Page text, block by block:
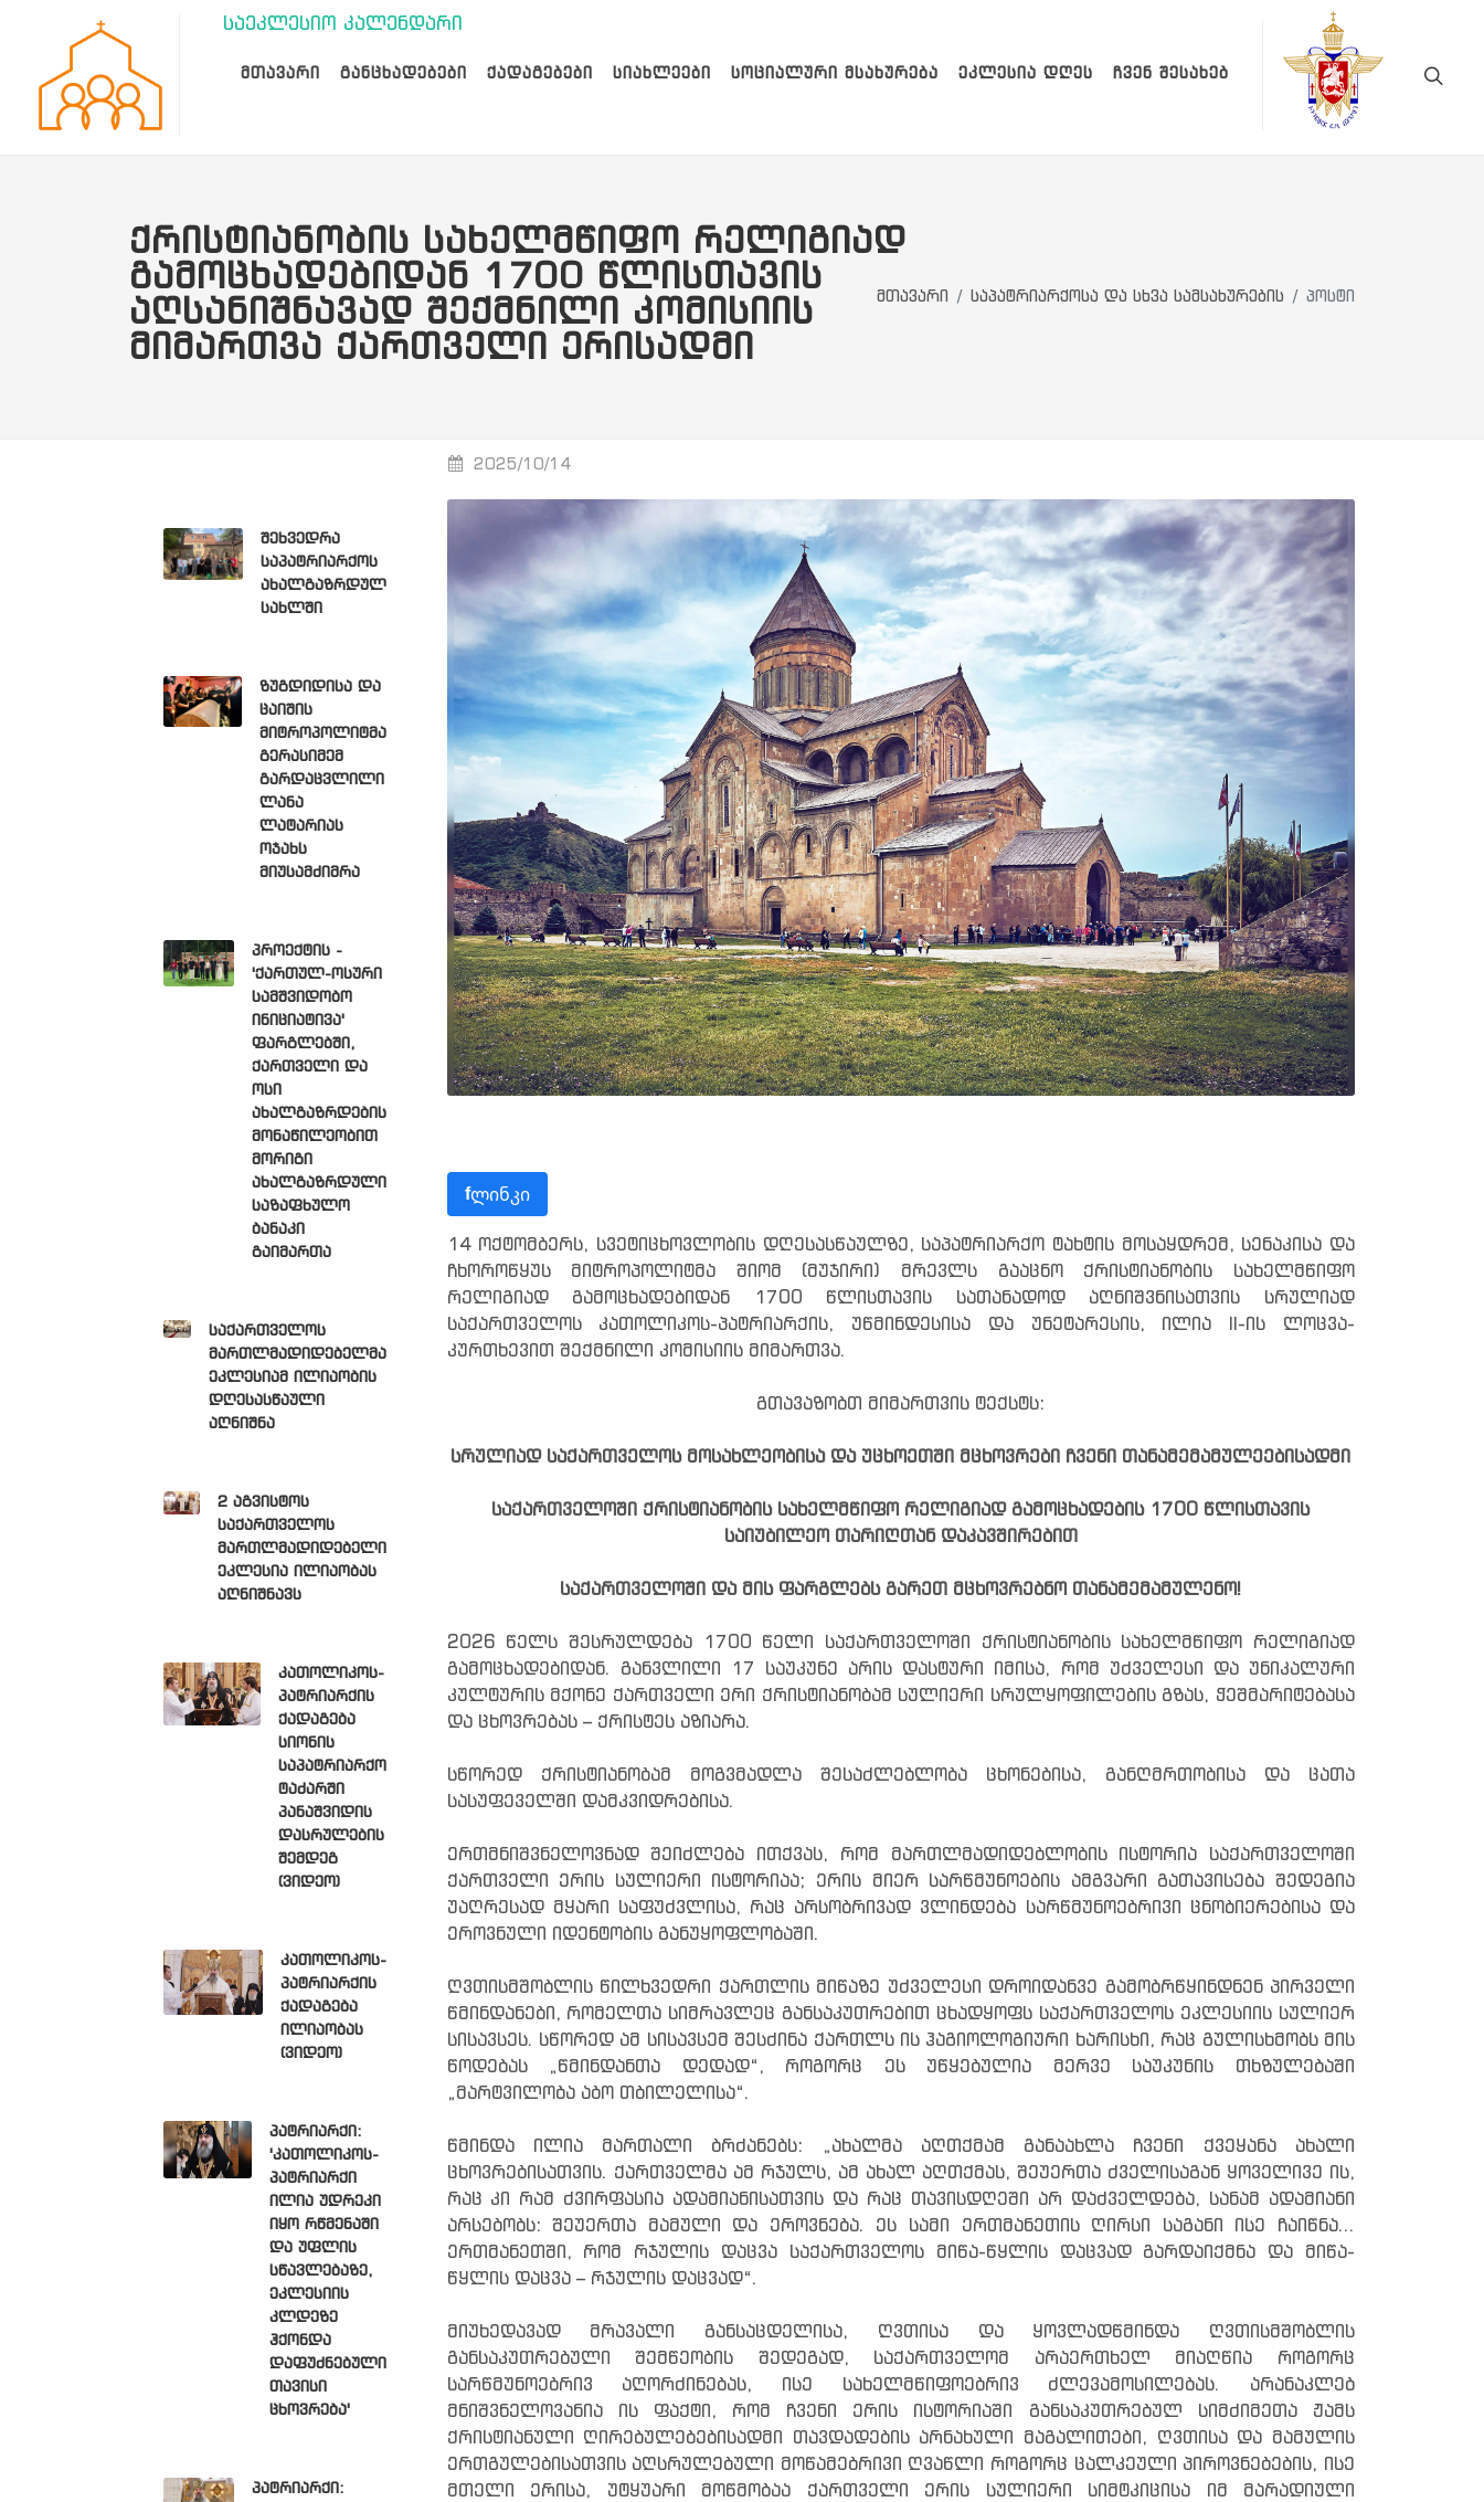
საეკლესიო კალენდარი
ᲛᲗᲐᲕᲐᲠᲘ ᲒᲐᲜᲪᲮᲐᲓᲔᲑᲔᲑᲘ ᲥᲐᲓᲐᲒᲔᲑᲔᲑᲘ ᲡᲘᲐᲮᲚᲔᲔᲑᲘ ᲡᲝᲪᲘᲐᲚᲣᲠᲘ ᲛᲡᲐᲮᲣᲠᲔᲑᲐ ᲔᲙᲚᲔᲡᲘᲐ ᲓᲦᲔᲡ ᲩᲕᲔᲜ ᲨᲔᲡᲐᲮᲔᲑ
ᲥᲠᲘᲡᲢᲘᲐᲜᲝᲑᲘᲡ ᲡᲐᲮᲔᲚᲛᲬᲘᲤᲝ ᲠᲔᲚᲘᲒᲘᲐᲓ
ᲒᲐᲛᲝᲪᲮᲐᲓᲔᲑᲘᲓᲐᲜ 1700 ᲬᲚᲘᲡᲗᲐᲕᲘᲡ
ᲐᲦᲡᲐᲜᲘᲨᲜᲐᲕᲐᲓ ᲨᲔᲥᲛᲜᲘᲚᲘ ᲙᲝᲛᲘᲡᲘᲘᲡ
ᲛᲘᲛᲐᲠᲗᲕᲐ ᲥᲐᲠᲗᲕᲔᲚᲘ ᲔᲠᲘᲡᲐᲓᲛᲘ
მთავარი საპატრიარქოსა და სხვა სამსახურების პოსტი
2025/10/14
fლინკი
14 ოქტომბერს, სვეტიცხოვლობის დღესასწაულზე, საპატრიარქო ტახტის მოსაყდრემ, სენაკისა და
ჩხოროწყუს მიტროპოლიტმა შიომ (მუჯირი) მრევლს გააცნო ქრისტიანობის სახელმწიფო
რელიგიად გამოცხადებიდან 1700 წლისთავის სათანადოდ აღნიშვნისათვის სრულიად
საქართველოს კათოლიკოს-პატრიარქის, უწმინდესისა და უნეტარესის, ილია II-ის ლოცვა-
კურთხევით შექმნილი კომისიის მიმართვა.
გთავაზობთ მიმართვის ტექსტს:
სრულიად საქართველოს მოსახლეობისა და უცხოეთში მცხოვრები ჩვენი თანამემამულეებისადმი
საქართველოში ქრისტიანობის სახელმწიფო რელიგიად გამოცხადების 1700 წლისთავის
საიუბილეო თარიღთან დაკავშირებით
საქართველოში და მის ფარგლებს გარეთ მცხოვრებნო თანამემამულენო!
2026 წელს შესრულდება 1700 წელი საქართველოში ქრისტიანობის სახელმწიფო რელიგიად
გამოცხადებიდან. განვლილი 17 საუკუნე არის დასტური იმისა, რომ უძველესი და უნიკალური
კულტურის მქონე ქართველი ერი ქრისტიანობამ სულიერი სრულყოფილების გზას, ჭეშმარიტებასა
და ცხოვრებას – ქრისტეს აზიარა.
სწორედ ქრისტიანობამ მოგვმადლა შესაძლებლობა ცხონებისა, განღმრთობისა და ცათა
სასუფეველში დამკვიდრებისა.
ერთმნიშვნელოვნად შეიძლება ითქვას, რომ მართლმადიდებლობის ისტორია საქართველოში
ქართველი ერის სულიერი ისტორიაა; ერის მიერ სარწმუნოების ამგვარი გათავისება შედეგია
უაღრესად მყარი საფუძვლისა, რაც არსობრივად ვლინდება სარწმუნოებრივი ცნობიერებისა და
ეროვნული იდენტობის განუყოფლობაში.
ღვთისმშობლის წილხვედრი ქართლის მიწაზე უძველესი დროიდანვე გამობრწყინდნენ პირველი
წმინდანები, რომელთა სიმრავლეც განსაკუთრებით ცხადყოფს საქართველოს ეკლესიის სულიერ
სისავსეს. სწორედ ამ სისავსემ შესძინა ქართლს ის ჰაგიოლოგიური ხარისხი, რაც გულისხმობს მის
წოდებას „წმინდანთა დედად“, როგორც ეს უწყებულია მერვე საუკუნის თხზულებაში
„მარტვილობა აბო თბილელისა“.
წმინდა ილია მართალი ბრძანებს: „ახალმა აღთქმამ განაახლა ჩვენი ქვეყანა ახალი
ცხოვრებისათვის. ქართველმა ამ რჯულს, ამ ახალ აღთქმას, შეუერთა ძველისაგან ყოველივე ის,
რაც კი რამ ძვირფასია ადამიანისათვის და რაც თავისდღეში არ დაძველდება, სანამ ადამიანი
არსებობს: შეუერთა მამული და ეროვნება. ეს სამი ერთმანეთის ღირსი საგანი ისე ჩაიწნა...
ერთმანეთში, რომ რჯულის დაცვა საქართველოს მიწა-წყლის დაცვად გარდაიქმნა და მიწა-
წყლის დაცვა – რჯულის დაცვად“.
მიუხედავად მრავალი განსაცდელისა, ღვთისა და ყოვლადწმინდა ღვთისმშობლის
განსაკუთრებული შემწეობის შედეგად, საქართველომ არაერთხელ მიაღწია როგორც
სარწმუნოებრივ აღორძინებას, ისე სახელმწიფოებრივ ძლევამოსილებას. არანაკლებ
მნიშვნელოვანია ის ფაქტი, რომ ჩვენი ერის ისტორიაში განსაკუთრებულ სიმძიმეთა ჟამს
ქრისტიანული ღირებულებებისადმი თავდადების არნახული მაგალითები, ღვთისა და მამულის
ერთგულებისათვის აღსრულებული მოწამებრივი ღვაწლი როგორც ცალკეული პიროვნებების, ისე
მთელი ერისა, უტყუარი მოწმობაა ქართველი ერის სულიერი სიმტკიცისა იმ მარადიული
შეხვედრა
საპატრიარქოს
ახალგაზრდულ
სახლში
ზუგდიდისა და
ცაიშის
მიტროპოლიტმა
გერასიმემ
გარდაცვლილი
ლანა
ლატარიას
ოჯახს
მიუსამძიმრა
პროექტის -
'ქართულ-ოსური
სამშვიდობო
ინიციატივა'
ფარგლებში,
ქართველი და
ოსი
ახალგაზრდების
მონაწილეობით
მორიგი
ახალგაზრდული
საზაფხულო
ბანაკი
გაიმართა
საქართველოს
მართლმადიდებელმა
ეკლესიამ ილიაობის
დღესასწაული
აღნიშნა
2 აგვისტოს
საქართველოს
მართლმადიდებელი
ეკლესია ილიაობას
აღნიშნავს
კათოლიკოს-
პატრიარქის
ქადაგება
სიონის
საპატრიარქო
ტაძარში
პანაშვიდის
დასრულების
შემდეგ
(ვიდეო)
კათოლიკოს-
პატრიარქის
ქადაგება
ილიაობას
(ვიდეო)
პატრიარქი:
'კათოლიკოს-
პატრიარქი
ილია უდრეკი
იყო რწმენაში
და უფლის
სწავლებაზე,
ეკლესიის
კლდეზე
ჰქონდა
დაფუძნებული
თავისი
ცხოვრება'
პატრიარქი: